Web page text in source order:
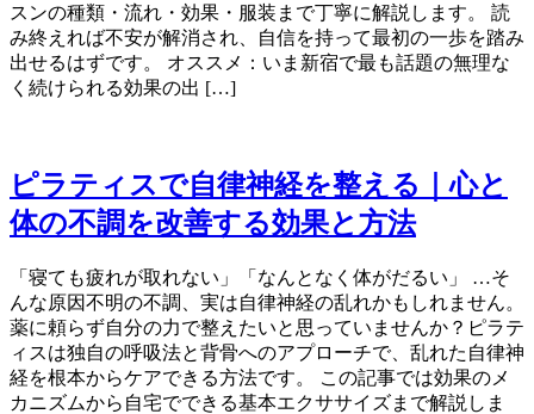
スンの種類・流れ・効果・服装まで丁寧に解説します。 読
み終えれば不安が解消され、自信を持って最初の一歩を踏み
出せるはずです。 オススメ：いま新宿で最も話題の無理な
く続けられる効果の出 […]
ピラティスで自律神経を整える｜心と
体の不調を改善する効果と方法
「寝ても疲れが取れない」「なんとなく体がだるい」 …そ
んな原因不明の不調、実は自律神経の乱れかもしれません。
薬に頼らず自分の力で整えたいと思っていませんか？ピラテ
ィスは独自の呼吸法と背骨へのアプローチで、乱れた自律神
経を根本からケアできる方法です。 この記事では効果のメ
カニズムから自宅でできる基本エクササイズまで解説しま